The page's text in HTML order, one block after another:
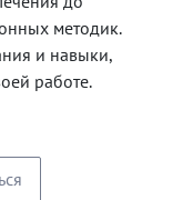
методик.
и навыки,
работе.